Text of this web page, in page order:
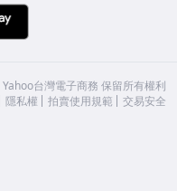
Yahoo台灣電子商務 保留所有權利
隱私權 拍賣使用規範 交易安全